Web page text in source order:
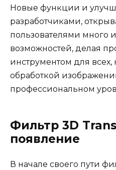
Новые функции и
разработчиками,
пользователями много
возможностей, делая
инструментом для всех,
обработкой
профессиональном
Фильтр 3D
появление
В начале своего пути